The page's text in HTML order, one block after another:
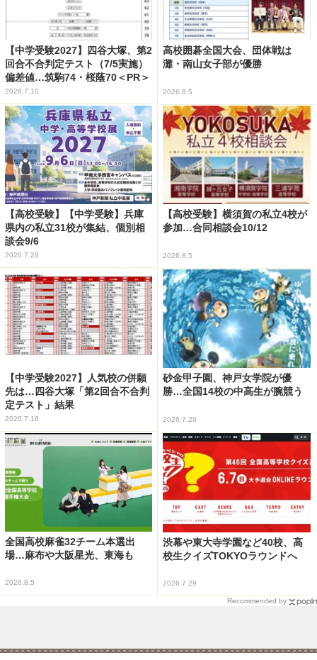
【中学受験2027】四谷大塚、第2
回合不合判定テスト（7/5実施）
偏差値…筑駒74・桜蔭70＜PR＞
2026.7.10
高校囲碁全国大会、団体戦は
灘・南山女子部が優勝
2026.8.5
【高校受験】【中学受験】兵庫
県内の私立31校が集結、個別相
談会9/6
2026.7.28
【高校受験】横須賀の私立4校が
参加…合同相談会10/12
2026.8.5
【中学受験2027】人気校の併願
先は…四谷大塚「第2回合不合判
定テスト」結果
2026.7.16
砂金甲子園、神戸女学院が優
勝…全国14校の中高生が腕競う
2026.7.29
全国高校麻雀32チーム本選出
場…麻布や大阪星光、東海も
2026.8.5
渋幕や東大寺学園など40校、高
校生クイズTOKYOラウンドへ
2026.7.29
Recommended by